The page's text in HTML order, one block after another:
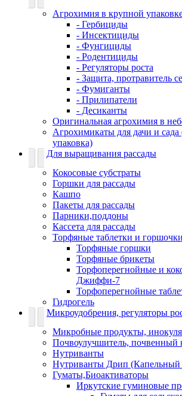
Агрохимия в крупной
- Гербициды
- Инсектициды
- Фунгициды
- Родентициды
- Регуляторы роста
- Защита, протравитель
- Фумиганты
- Прилипатели
- Десиканты
Оригинальная агрохимия в
Агрохимикаты для дачи и сада
упаковка)
Для выращивания рассады
Кокосовые субстраты
Горшки для рассады
Кашпо
Пакеты для рассады
Парники,поддоны
Кассета для рассады
Торфяные таблетки и горшочки
Торфяные горшки
Торфяные брикеты
Торфоперегнойные и
Джиффи-7
Торфоперегнойные
Гидрогель
Микроудобрения, регуляторы
Микробные продукты,
Почвоулучшитель, почвенный
Нутриванты
Нутриванты Дрип (Капельный
Гуматы,Биоактиваторы
Иркутские гуминовые